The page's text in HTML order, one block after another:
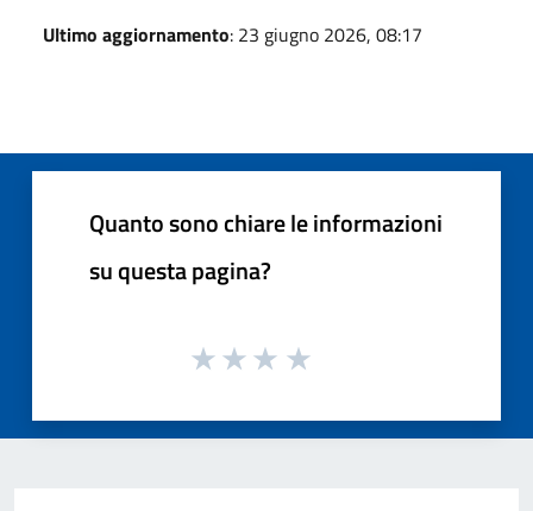
Ultimo aggiornamento: 23 giugno 2026, 08:17
Quanto sono chiare le informazioni
su questa pagina?